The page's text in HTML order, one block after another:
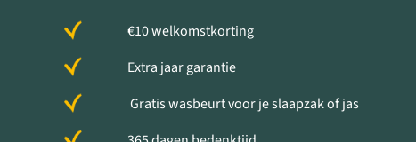
€10 welkomstkorting
Extra jaar garantie
Gratis wasbeurt voor je slaapzak of jas